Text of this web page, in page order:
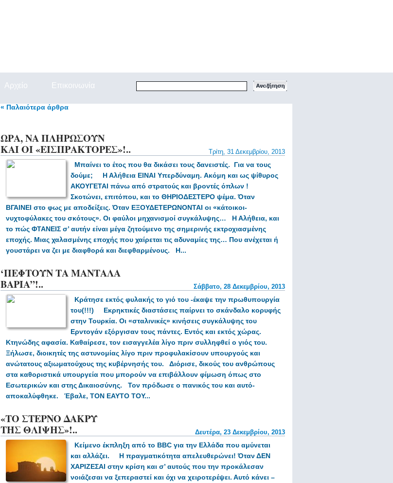
Αρχείο Επικοινωνία
« Παλαιότερα άρθρα
ΩΡΑ, ΝΑ ΠΛΗΡΩΣΟΥΝ
ΚΑΙ ΟΙ «ΕΙΣΠΡΑΚΤΟΡΕΣ»!.. Τρίτη, 31 Δεκεμβρίου, 2013
Μπαίνει το έτος που θα δικάσει τους δανειστές. Για να τους
δούμε;
Η Αλήθεια ΕΙΝΑΙ Υπερδύναμη. Ακόμη και ως ψίθυρος
ΑΚΟΥΓΕΤΑΙ πάνω από στρατούς και βροντές όπλων !
Σκοτώνει, επιτόπου, και το ΘΗΡΙΟΔΕΣΤΕΡΟ ψέμα. Όταν
ΒΓΑΙΝΕΙ στο φως με αποδείξεις. Όταν ΕΞΟΥΔΕΤΕΡΩΝΟΝΤΑΙ οι «κάτοικοι-
νυχτοφύλακες του σκότους». Οι φαύλοι μηχανισμοί συγκάλυψης…
Η Αλήθεια, και
το πώς ΦΤΑΝΕΙΣ σ’ αυτήν είναι μέγα ζητούμενο της σημερινής εκτροχιασμένης
εποχής. Μιας χαλασμένης εποχής που χαίρεται τις αδυναμίες της… Που ανέχεται ή
γουστάρει να ζει με διαφθορά και διεφθαρμένους.
Η...
‘ΠΕΦΤΟΥΝ ΤΑ ΜΑΝΤΑΛΑ
ΒΑΡΙΑ”!.. Σάββατο, 28 Δεκεμβρίου, 2013
Κράτησε εκτός φυλακής το γιό του -έκαψε την πρωθυπουργία
του(!!!)
Εκρηκτικές διαστάσεις παίρνει το σκάνδαλο κορυφής
στην Τουρκία. Οι «σταλινικές» κινήσεις συγκάλυψης του
Ερντογάν εξόργισαν τους πάντες. Εντός και εκτός χώρας.
Κτηνώδης αφασία. Καθαίρεσε, τον εισαγγελέα λίγο πριν συλληφθεί ο γιός του.
Ξήλωσε, διοικητές της αστυνομίας λίγο πριν προφυλακίσουν υπουργούς και
ανώτατους αξιωματούχους της κυβέρνησής του.
Διόρισε, δικούς του ανθρώπους
στα καθοριστικά υπουργεία που μπορούν να επιβάλλουν φίμωση όπως στο
Εσωτερικών και στης Δικαιοσύνης.
Τον πρόδωσε ο πανικός του και αυτό-
αποκαλύφθηκε.
Έβαλε, ΤΟΝ ΕΑΥΤΟ ΤΟΥ...
«ΤΟ ΣΤΕΡΝΟ ΔΑΚΡΥ
ΤΗΣ ΘΛΙΨΗΣ»!.. Δευτέρα, 23 Δεκεμβρίου, 2013
Κείμενο έκπληξη από το BBC για την Ελλάδα που αμύνεται
και αλλάζει.
Η πραγματικότητα απελευθερώνει! Όταν ΔΕΝ
ΧΑΡΙΖΕΣΑΙ στην κρίση και σ’ αυτούς που την προκάλεσαν
νοιάζεσαι να ξεπεραστεί και όχι να χειροτερέψει. Αυτό κάνει –